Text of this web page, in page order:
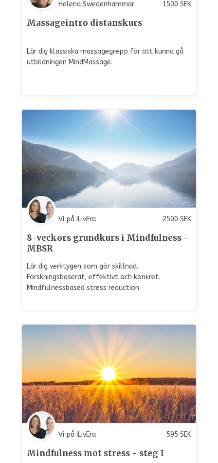
Helena Swedenhammar 1500 SEK
Massageintro distanskurs
Lär dig klassiska massagegrepp för att kunna gå
utbildningen MindMassage.
Vi på iLivEra 2500 SEK
8-veckors grundkurs i Mindfulness -
MBSR
Lär dig verktygen som gör skillnad.
Forskningsbaserat, effektivt och konkret.
Mindfulnessbased stress reduction.
Vi på iLivEra 595 SEK
Mindfulness mot stress - steg 1